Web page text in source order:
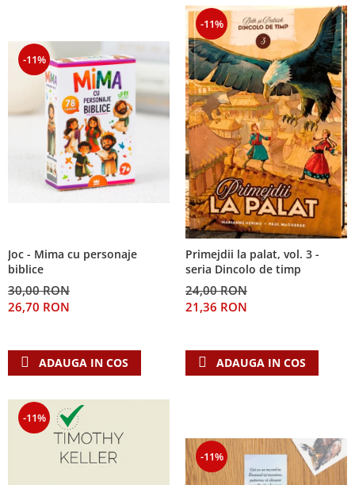
-11%
Joc - Mima cu personaje
biblice
30,00 RON
26,70 RON
ADAUGA IN COS
-11%
Primejdii la palat, vol. 3 -
seria Dincolo de timp
24,00 RON
21,36 RON
ADAUGA IN COS
-11%
-11%